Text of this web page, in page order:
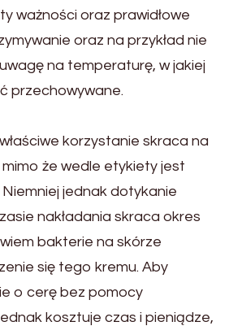
ważności oraz prawidłowe
oraz na przykład nie
na temperaturę, w jakiej
przechowywane.
korzystanie skraca na
mimo że wedle etykiety jest
jednak dotykanie
nakładania skraca okres
bakterie na skórze
się tego kremu. Aby
o cerę bez pomocy
kosztuje czas i pieniądze,